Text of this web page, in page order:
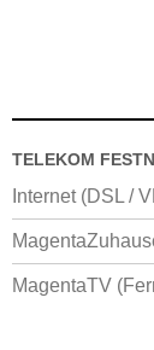
TELEKOM
Internet (DSL /
MagentaTV